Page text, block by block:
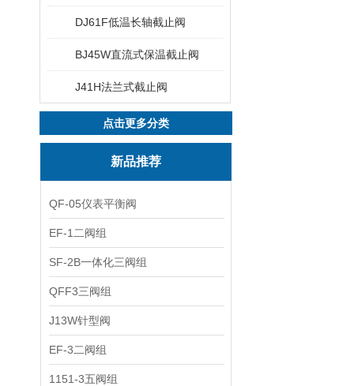
DJ61F低温长轴截止阀
BJ45W直流式保温截止阀
J41H法兰式截止阀
点击更多分类
新品推荐
QF-05仪表平衡阀
EF-1二阀组
SF-2B一体化三阀组
QFF3三阀组
J13W针型阀
EF-3二阀组
1151-3五阀组